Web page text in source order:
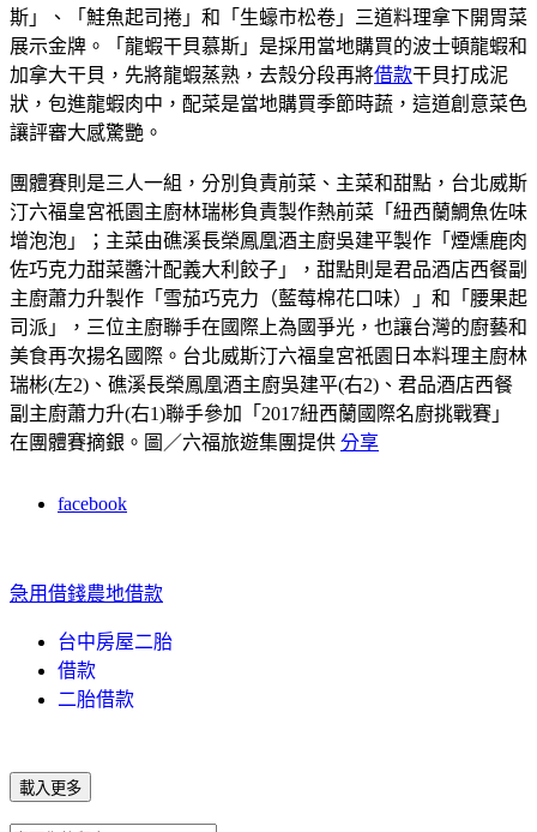
斯」、「鮭魚起司捲」和「生蠔市松卷」三道料理拿下開胃菜
展示金牌。「龍蝦干貝慕斯」是採用當地購買的波士頓龍蝦和
加拿大干貝，先將龍蝦蒸熟，去殼分段再將借款干貝打成泥
狀，包進龍蝦肉中，配菜是當地購買季節時蔬，這道創意菜色
讓評審大感驚艷。
團體賽則是三人一組，分別負責前菜、主菜和甜點，台北威斯
汀六福皇宮祇園主廚林瑞彬負責製作熱前菜「紐西蘭鯛魚佐味
增泡泡」；主菜由礁溪長榮鳳凰酒主廚吳建平製作「煙燻鹿肉
佐巧克力甜菜醬汁配義大利餃子」，甜點則是君品酒店西餐副
主廚蕭力升製作「雪茄巧克力（藍莓棉花口味）」和「腰果起
司派」，三位主廚聯手在國際上為國爭光，也讓台灣的廚藝和
美食再次揚名國際。 台北威斯汀六福皇宮祇園日本料理主廚林
瑞彬(左2)、礁溪長榮鳳凰酒主廚吳建平(右2)、君品酒店西餐
副主廚蕭力升(右1)聯手參加「2017紐西蘭國際名廚挑戰賽」
在團體賽摘銀。圖／六福旅遊集團提供 分享
facebook
急用借錢農地借款
台中房屋二胎
借款
二胎借款
載入更多